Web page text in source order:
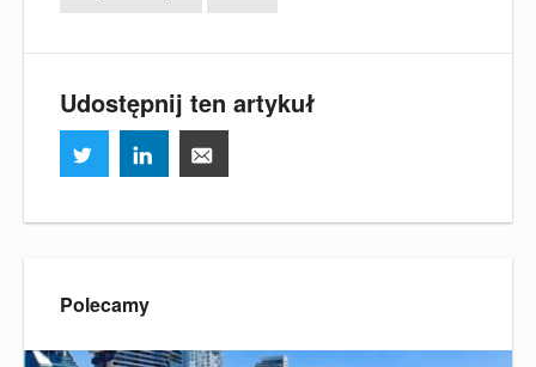
Udostępnij ten artykuł
Polecamy